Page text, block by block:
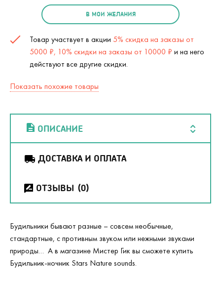
В МОИ ЖЕЛАНИЯ
Товар участвует в акции 5% скидка на заказы от
5000 ₽, 10% скидки на заказы от 10000 ₽ и на него
действуют все другие скидки.
Показать похожие товары
ОПИСАНИЕ
ДОСТАВКА И ОПЛАТА
ОТЗЫВЫ (0)
Будильники бывают разные – совсем необычные,
стандартные, с противным звуком или нежными звуками
природы… А в магазине Мистер Гик вы сможете купить
Будильник-ночник Stars Nature sounds.